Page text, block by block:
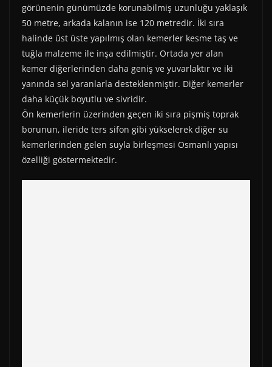
görünenin günümüzde korunabilmiş uzunluğu yaklaşık
50 metre, arkada kalanın ise 120 metredir. İki sıra
halinde üst üste yapılmış olan kemerler kesme taş ve
tuğla malzeme ile inşa edilmiştir. Ortada yer alan
kemer diğerlerinden daha geniş ve yuvarlaktır ve iki
yanında sel yaranlarla desteklenmiştir. Diğer kemerler
daha küçük boyutlu ve sivridir.
Ön kemerlerin üzerinden geçen iki sıra pişmiş toprak
borunun, ileride ters sifon gibi yükselerek diğer su
kemerlerinden gelen suyla birleşmesi Osmanlı yapısı
özelliği göstermektedir.